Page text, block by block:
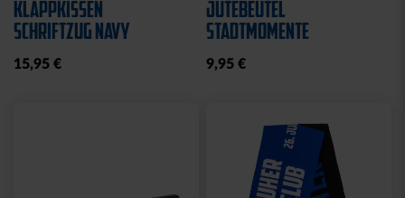
KLAPPKISSEN
SCHRIFTZUG NAVY
15,95 €
JUTEBEUTEL
STADTMOMENTE
9,95 €